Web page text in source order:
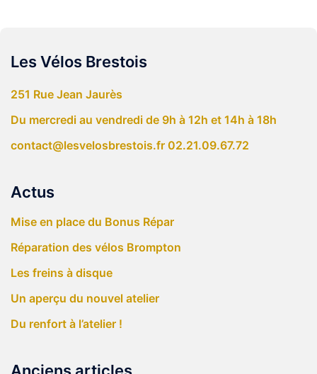
Les Vélos Brestois
251 Rue Jean Jaurès
Du mercredi au vendredi de 9h à 12h et 14h à 18h
contact@lesvelosbrestois.fr 02.21.09.67.72
Actus
Mise en place du Bonus Répar
Réparation des vélos Brompton
Les freins à disque
Un aperçu du nouvel atelier
Du renfort à l’atelier !